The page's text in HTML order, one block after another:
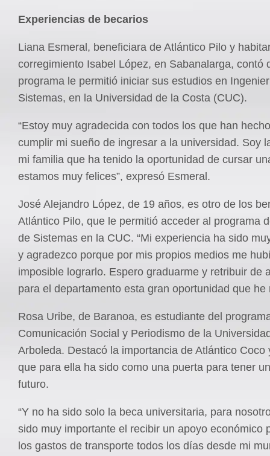
Experiencias de becarios
Liana Esmeral, beneficiara de Atlántico Pilo y
corregimiento Isabel López, en Sabanalarga, contó
programa le permitió iniciar sus estudios en
Sistemas, en la Universidad de la Costa (CUC).
“Estoy muy agradecida con todos los que han
cumplir mi sueño de ingresar a la universidad. Soy
mi familia que ha tenido la oportunidad de cursar
estamos muy felices”, expresó Esmeral.
José Alejandro López, de 19 años, es otro de los
Atlántico Pilo, que le permitió acceder al programa
de Sistemas en la CUC. “Mi experiencia ha sido
y agradezco porque por mis propios medios me
imposible lograrlo. Espero graduarme y retribuir de
para el departamento esta gran oportunidad que he
Rosa Uribe, de Baranoa, es estudiante del
Comunicación Social y Periodismo de la
Arboleda. Destacó la importancia de Atlántico Coco
que para ella ha sido como una puerta para tener
futuro.
“Y no ha sido solo la beca universitaria, para
sido muy importante el recibir un apoyo económico
los gastos de transporte todos los días desde mi